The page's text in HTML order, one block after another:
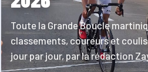
Toute la Grande Boucle
classements, coureurs et
jour par jour, par la rédaction